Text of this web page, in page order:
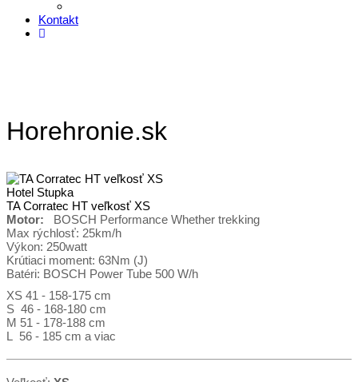
Kontakt
Horehronie.sk
Hotel Stupka
TA Corratec HT veľkosť XS
Motor: BOSCH Performance Whether trekking
Max rýchlosť: 25km/h
Výkon: 250watt
Krútiaci moment: 63Nm (J)
Batéri: BOSCH Power Tube 500 W/h
XS 41 - 158-175 cm
S 46 - 168-180 cm
M 51 - 178-188 cm
L 56 - 185 cm a viac